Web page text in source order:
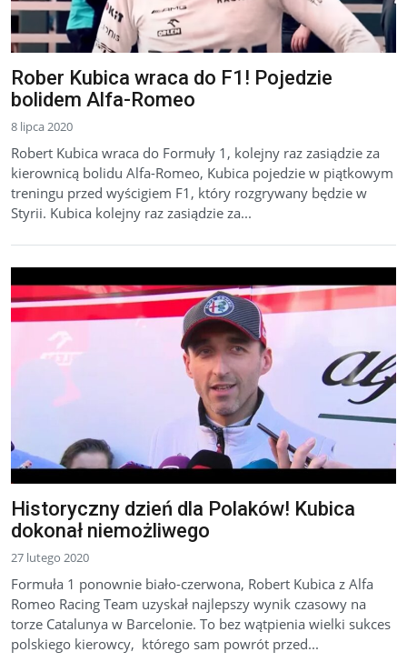
Rober Kubica wraca do F1! Pojedzie
bolidem Alfa-Romeo
8 lipca 2020
Robert Kubica wraca do Formuły 1, kolejny raz zasiądzie za
kierownicą bolidu Alfa-Romeo, Kubica pojedzie w piątkowym
treningu przed wyścigiem F1, który rozgrywany będzie w
Styrii. Kubica kolejny raz zasiądzie za...
Historyczny dzień dla Polaków! Kubica
dokonał niemożliwego
27 lutego 2020
Formuła 1 ponownie biało-czerwona, Robert Kubica z Alfa
Romeo Racing Team uzyskał najlepszy wynik czasowy na
torze Catalunya w Barcelonie. To bez wątpienia wielki sukces
polskiego kierowcy, którego sam powrót przed...